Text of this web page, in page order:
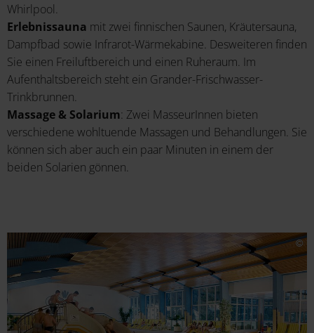
Whirlpool.
Erlebnissauna mit zwei finnischen Saunen, Kräutersauna,
Dampfbad sowie Infrarot-Wärmekabine. Desweiteren finden
Sie einen Freiluftbereich und einen Ruheraum. Im
Aufenthaltsbereich steht ein Grander-Frischwasser-
Trinkbrunnen.
Massage & Solarium: Zwei MasseurInnen bieten
verschiedene wohltuende Massagen und Behandlungen. Sie
können sich aber auch ein paar Minuten in einem der
beiden Solarien gönnen.